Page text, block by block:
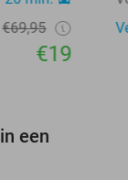
€69,95
€19
een